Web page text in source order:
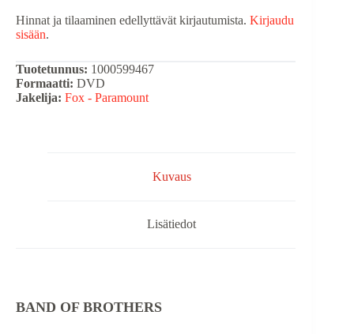
Hinnat ja tilaaminen edellyttävät kirjautumista. Kirjaudu
sisään.
Tuotetunnus: 1000599467
Formaatti: DVD
Jakelija: Fox - Paramount
Kuvaus
Lisätiedot
BAND OF BROTHERS